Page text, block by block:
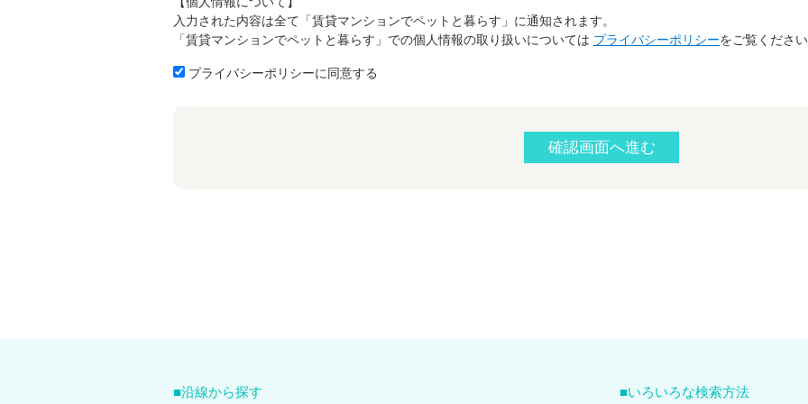
入力された内容は全て「賃貸マンションでペットと暮らす」に通知されます。
「賃貸マンションでペットと暮らす」での個人情報の取り扱いについては プライバシーポリシーをご覧くださ
プライバシーポリシーに同意する
沿線から探す いろいろな検索方法